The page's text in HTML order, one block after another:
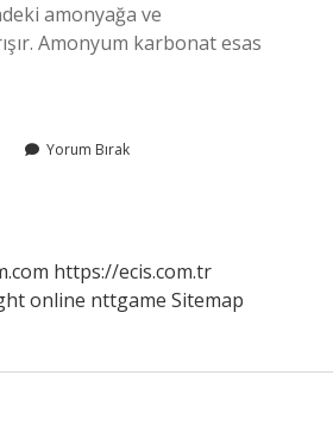
amonyağa ve
Amonyum karbonat esas
Yorum Bırak
https://ecis.com.tr
online nttgame Sitemap